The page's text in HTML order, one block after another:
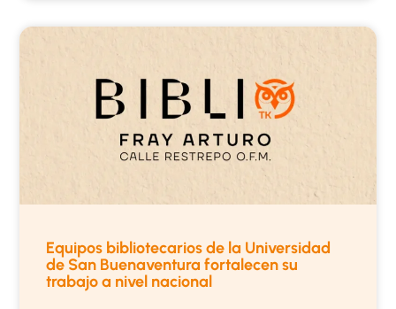
Equipos bibliotecarios de la Universidad
de San Buenaventura fortalecen su
trabajo a nivel nacional